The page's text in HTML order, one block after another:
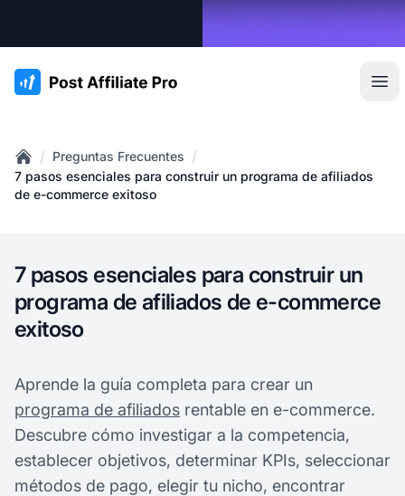
:site.title
Home
/ Preguntas Frecuentes /
7 pasos esenciales para construir un programa de afiliados
de e-commerce exitoso
7 pasos esenciales para construir un
programa de afiliados de e-commerce
exitoso
Aprende la guía completa para crear un
programa de afiliados rentable en e-commerce.
Descubre cómo investigar a la competencia,
establecer objetivos, determinar KPIs, seleccionar
métodos de pago, elegir tu nicho, encontrar